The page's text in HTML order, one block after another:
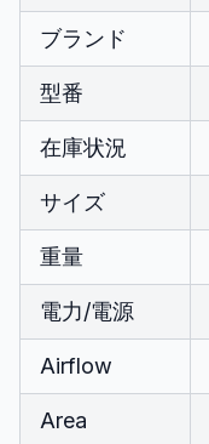
ブランド
型番
在庫状況
サイズ
重量
電力/電源
Airflow
Area